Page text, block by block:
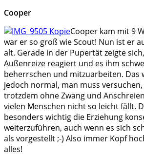
Cooper
Cooper kam mit 9
war er so groß wie Scout! Nun ist er
alt. Gerade in der Pupertät zeigte
Außenreize reagiert und es ihm
beherrschen und mitzuarbeiten. Das
jedoch normal, man muss
trotzdem ohne Zwang und
vielen Menschen nicht so leicht fällt.
besonders wichtig die Erziehung
weiterzuführen, auch wenn es sich
als vorgestellt ;-) Also immer Kopf
alles!